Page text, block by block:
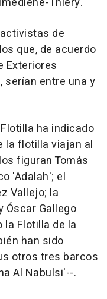
de
que, de acuerdo
Exteriores
serían entre una y
ha indicado
la flotilla viajan al
figuran Tomás
'Adalah'; el
Vallejo; la
Óscar Gallego
la Flotilla de la
han sido
otros tres barcos
Al Nabulsi'--.